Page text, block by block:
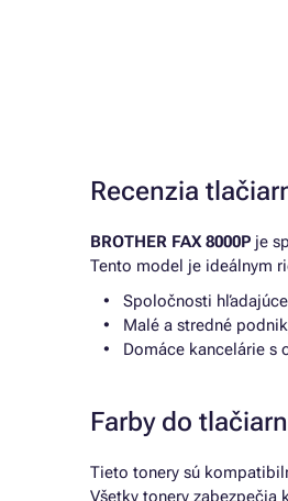
Recenzia
BROTHER FAX 8000P je
Tento model je ideálnym
Spoločnosti
Malé a stredné
Domáce kancelárie s
Farby do
Tieto tonery sú
Všetky tonery zabezpečia